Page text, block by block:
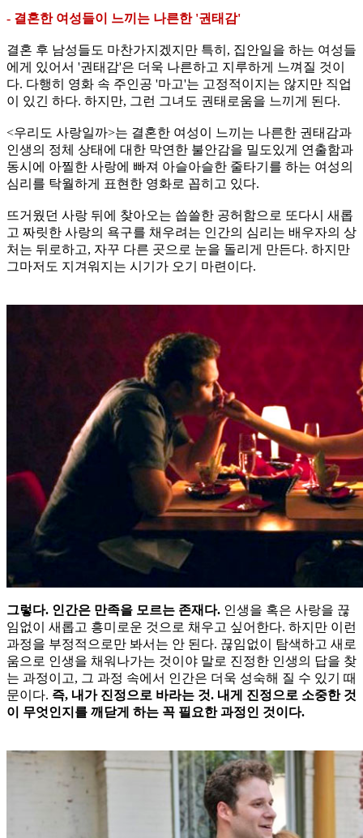
- 결혼한 여성들이 느끼는 나른한 '권태감'
결혼 후 남성들도 마찬가지겠지만 특히, 집안일을 하는 여성들
에게 있어서 '권태감'은 더욱 나른하고 지루하게 느껴질 것이
다. 다행히 영화 속 주인공 '마고'는 고정적이지는 않지만 직업
이 있긴 하다. 하지만, 그런 그녀도 권태로움을 느끼게 된다.
<우리도 사랑일까>는 결혼한 여성이 느끼는 나른한 권태감과
인생의 정체 상태에 대한 막연한 불안감을 밀도있게 연출함과
동시에 아찔한 사랑에 빠져 아슬아슬한 줄타기를 하는 여성의
심리를 탁월하게 표현한 영화로 꼽히고 있다.
뜨거웠던 사랑 뒤에 찾아오는 씁쓸한 공허함으로 또다시 새롭
고 짜릿한 사랑의 욕구를 채우려는 인간의 심리는 배우자의 상
처는 뒤로하고, 자꾸 다른 곳으로 눈을 돌리게 만든다. 하지만
그마저도 지겨워지는 시기가 오기 마련이다.
그렇다. 인간은 만족을 모르는 존재다. 인생을 혹은 사랑을 끊
임없이 새롭고 흥미로운 것으로 채우고 싶어한다. 하지만 이런
과정을 부정적으로만 봐서는 안 된다. 끊임없이 탐색하고 새로
움으로 인생을 채워나가는 것이야 말로 진정한 인생의 답을 찾
는 과정이고, 그 과정 속에서 인간은 더욱 성숙해 질 수 있기 때
문이다. 즉, 내가 진정으로 바라는 것. 내게 진정으로 소중한 것
이 무엇인지를 깨닫게 하는 꼭 필요한 과정인 것이다.